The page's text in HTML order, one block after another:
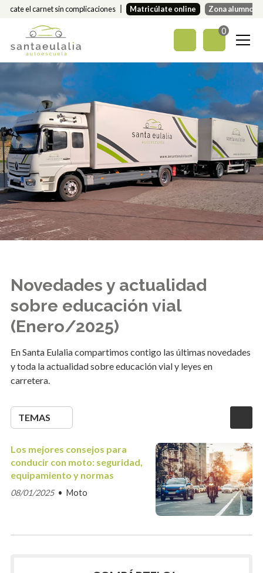
Sácate el carnet sin complicaciones Matricúlate online Zona alumnos
0
Novedades y actualidad
sobre educación vial
(Enero/2025)
En Santa Eulalia compartimos contigo las últimas novedades
y toda la actualidad sobre educación vial y leyes en
carretera.
TEMAS
Los mejores consejos para
conducir con moto: seguridad,
equipamiento y normas
08/01/2025 Moto